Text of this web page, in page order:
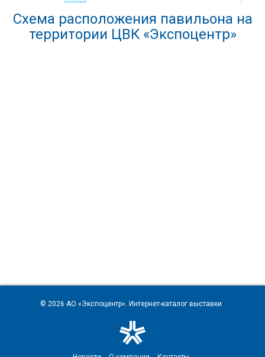
Схема расположения павильона на
территории ЦВК «Экспоцентр»
© 2026 АО «Экспоцентр». Интернет-каталог выставки